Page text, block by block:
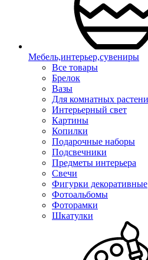
Мебель,интерьер,сувениры
Все товары
Брелок
Вазы
Для комнатных
Интерьерный свет
Картины
Копилки
Подарочные наборы
Подсвечники
Предметы интерьера
Свечи
Фигурки декоративные
Фотоальбомы
Фоторамки
Шкатулки